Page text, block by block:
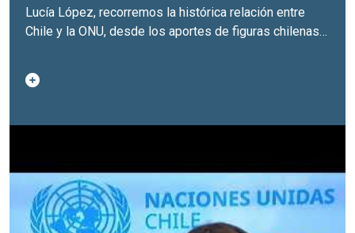
Lucía López, recorremos la histórica relación entre
Chile y la ONU, desde los aportes de figuras chilenas
multilaterales del presente.
Conversan en este capítulo Antonia Urrejola, ex
relaciones internacionales en Chile, y María Ignacia
generación que mira el multilateralismo hacia el futuro.
A través de una conversación intergeneracional,
exploramos cómo Chile ha contribuido al sistema